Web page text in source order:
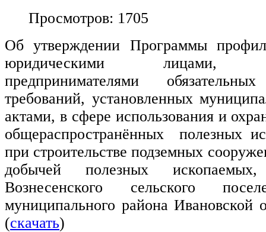
Просмотров: 1705
Об утверждении Программы
юридическими лицами,
предпринимателями
требований, установленных
актами, в сфере использования и
общераспространённых полезных
при строительстве подземных
добычей полезных
Вознесенского сельского
муниципального района Ивановской
(скачать)